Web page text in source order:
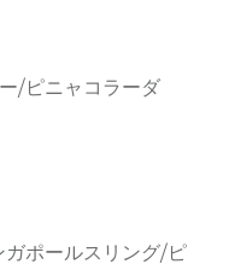
/ピニャコラーダ
ポールスリング/ピ